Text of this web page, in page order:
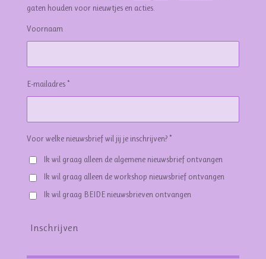
gaten houden voor nieuwtjes en acties.
Voornaam
E-mailadres *
Voor welke nieuwsbrief wil jij je inschrijven? *
Ik wil graag alleen de algemene nieuwsbrief ontvangen
Ik wil graag alleen de workshop nieuwsbrief ontvangen
Ik wil graag BEIDE nieuwsbrieven ontvangen
Inschrijven